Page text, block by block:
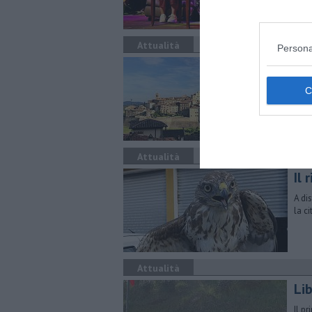
Attualità
l
Attualità
Il
A
la
Attualità
Il